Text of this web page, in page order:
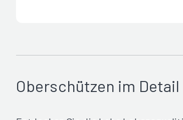
Oberschützen im Detail